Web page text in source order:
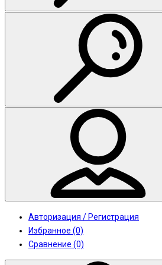
Авторизация / Регистрация
Избранное (0)
Сравнение (0)